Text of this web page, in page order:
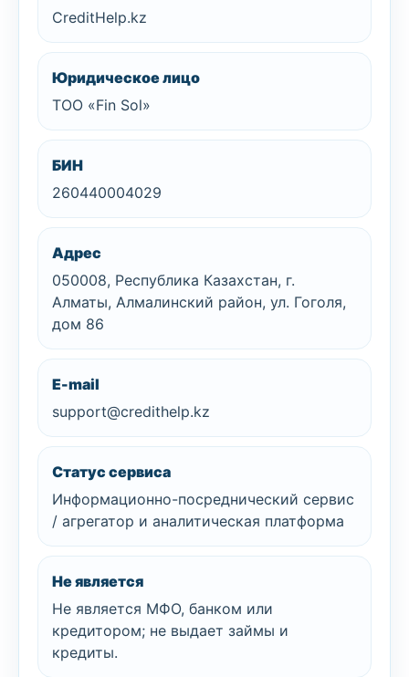
CreditHelp.kz
Юридическое лицо
ТОО «Fin Sol»
БИН
260440004029
Адрес
050008, Республика Казахстан, г.
Алматы, Алмалинский район, ул. Гоголя,
дом 86
E-mail
support@credithelp.kz
Статус сервиса
Информационно-посреднический сервис
/ агрегатор и аналитическая платформа
Не является
Не является МФО, банком или
кредитором; не выдает займы и
кредиты.